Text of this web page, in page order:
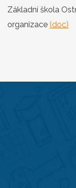
Základní škola
organizace (doc)